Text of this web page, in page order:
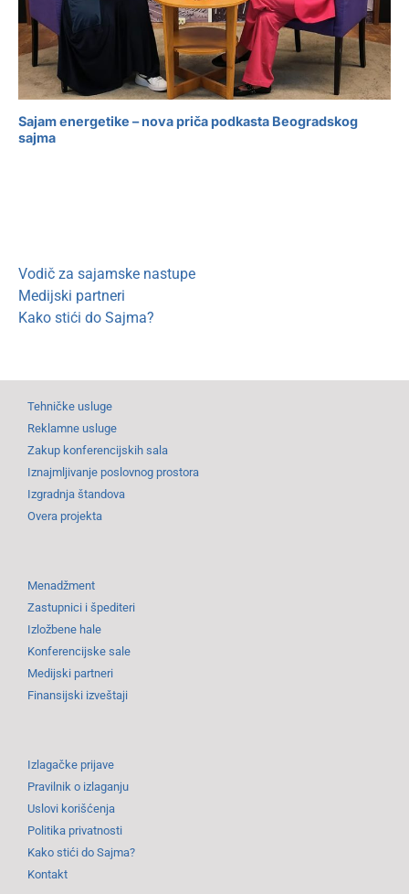
Sajam energetike – nova priča podkasta Beogradskog
sajma
Vodič za sajamske nastupe
Medijski partneri
Kako stići do Sajma?
Tehničke usluge
Reklamne usluge
Zakup konferencijskih sala
Iznajmljivanje poslovnog prostora
Izgradnja štandova
Overa projekta
Menadžment
Zastupnici i špediteri
Izložbene hale
Konferencijske sale
Medijski partneri
Finansijski izveštaji
Izlagačke prijave
Pravilnik o izlaganju
Uslovi korišćenja
Politika privatnosti
Kako stići do Sajma?
Kontakt